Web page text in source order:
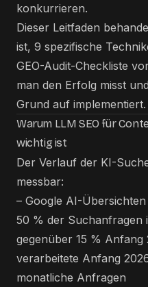
konkurrieren.
Dieser Leitfaden
ist, 9 spezifische
GEO-Audit-Checkliste
man den Erfolg misst
Grund auf implementiert.
Warum LLM SEO für
wichtig ist
Der Verlauf der KI-
messbar:
– Google AI-
50 % der Suchanfragen
gegenüber 15 % Anfang
verarbeitete Anfang
monatliche Anfragen